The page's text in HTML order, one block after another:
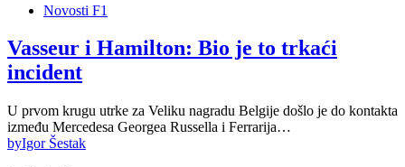
Novosti F1
Vasseur i Hamilton: Bio je to trkaći
incident
U prvom krugu utrke za Veliku nagradu Belgije došlo je do kontakta
između Mercedesa Georgea Russella i Ferrarija…
byIgor Šestak